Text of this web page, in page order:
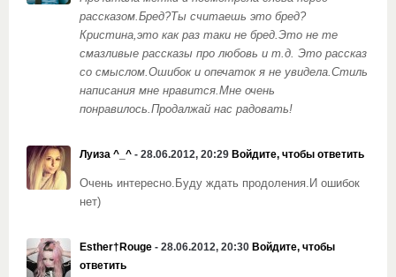
рассказом.Бред?Ты считаешь это бред?
Кристина,это как раз таки не бред.Это не те
смазливые рассказы про любовь и т.д. Это рассказ
со смыслом.Ошибок и опечаток я не увидела.Стиль
написания мне нравится.Мне очень
понравилось.Продалжай нас радовать!
Луиза ^_^ - 28.06.2012, 20:29 Войдите, чтобы ответить
Очень интересно.Буду ждать продоления.И ошибок
нет)
Esther†Rouge - 28.06.2012, 20:30 Войдите, чтобы
ответить